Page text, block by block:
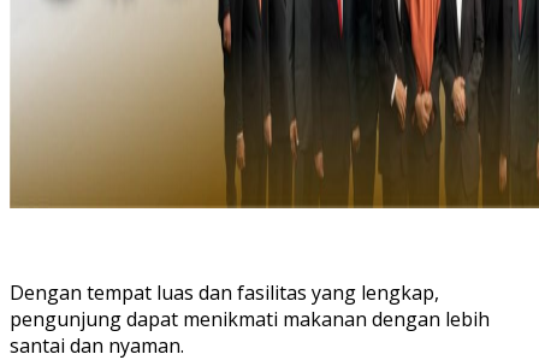
Dengan tempat luas dan fasilitas yang lengkap,
pengunjung dapat menikmati makanan dengan lebih
santai dan nyaman.